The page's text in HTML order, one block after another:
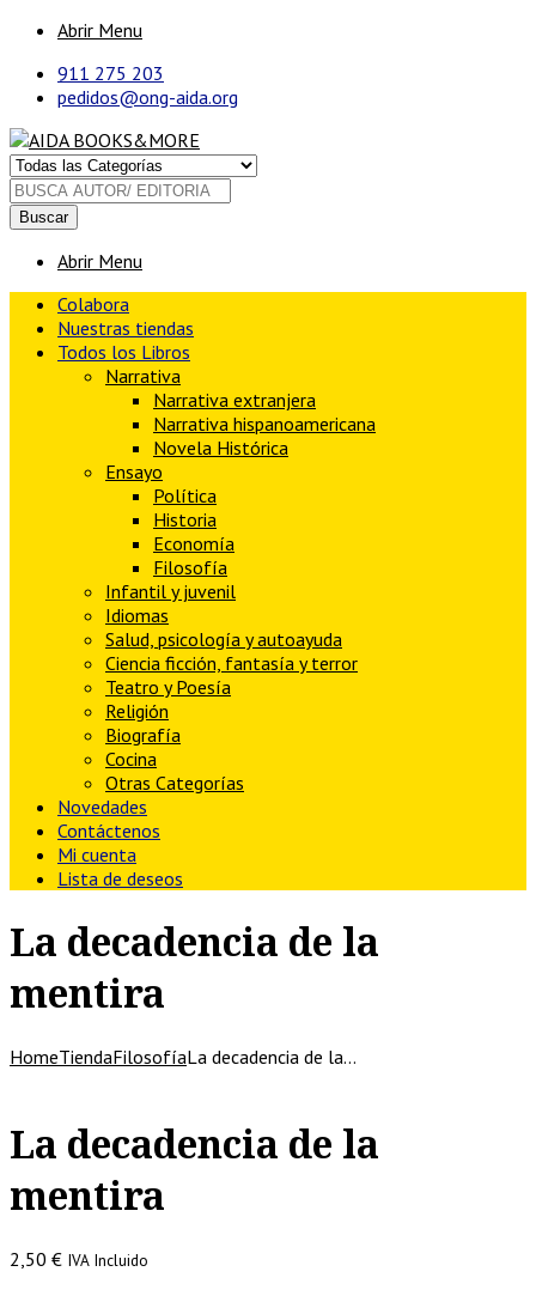
Abrir Menu
911 275 203
pedidos@ong-aida.org
Buscar
Abrir Menu
Colabora
Nuestras tiendas
Todos los Libros
Narrativa
Narrativa extranjera
Narrativa hispanoamericana
Novela Histórica
Ensayo
Política
Historia
Economía
Filosofía
Infantil y juvenil
Idiomas
Salud, psicología y autoayuda
Ciencia ficción, fantasía y terror
Teatro y Poesía
Religión
Biografía
Cocina
Otras Categorías
Novedades
Contáctenos
Mi cuenta
Lista de deseos
La decadencia de la
mentira
HomeTiendaFilosofíaLa decadencia de la…
La decadencia de la
mentira
2,50 € IVA Incluido